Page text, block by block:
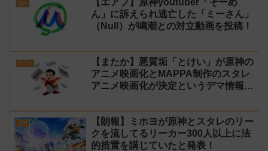
原神
【エアプ】原神youtuber「そーめ
ん」に訴えられ逃亡した「ミーさん」
（Null）が鳴潮との対立動画を投稿！
アニメ
【またか】悪質垢「とけい」が原神の
アニメ映画化とMAPPA制作のスタレ
アニメ映画化が決定というデマ情報を
原神
【朗報】ミホヨが原神とスタレのリー
クを流してるリーカー300人以上に法
的措置を講じていたと発表！